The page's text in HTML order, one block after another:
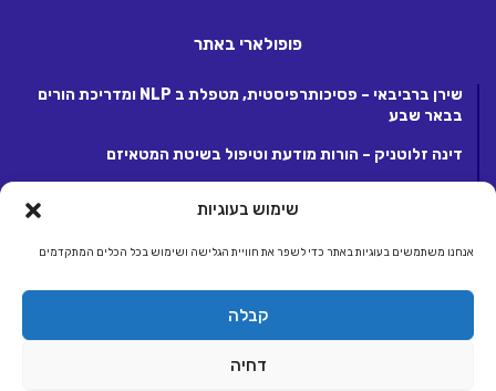
שימוש בעוגיות
אנחנו משתמשים בעוגיות באתר כדי לשפר את חוויית הגלישה ושימוש בכל הכלים המתקדמים
קבלה
דחיה
פופולארי באתר
שירן ברביבאי – פסיכותרפיסטית, מטפלת ב NLP ומדריכת הורים
בבאר שבע
דינה זלוטניק – הורות מודעת וטיפול בשיטת המטאיזם
מפעילת קבוצת אתרי אלטרנטיבלי |